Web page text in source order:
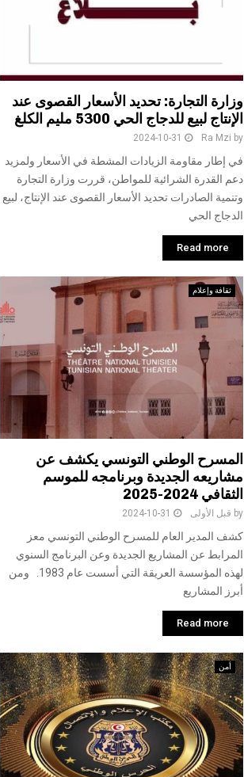
وزارة التجارة: تحديد الأسعار القصوى عند
الإنتاج لبيع للدجاج الحي 5300 مليم الكلغ
by
Ra Mzi
2024-10-31
في إطار مقاومة الزيادات المشطة في الأسعار ولمزيد
دعم القدرة الشرائية للمواطن، قررت وزارة التجارة
وتنمية الصادرات تحديد الأسعار القصوى عند الإنتاج، لبيع
الدجاج الحي
Read more
ثقافة وإعلام
المسرح الوطني التونسي يكشف عن
مشاريعه الجديدة وبرنامجه للموسم
الثقافي 2024-2025
by قبل الأولى 2024-10-31
كشف المدير العام للمسرح الوطني التونسي معز
المرابط عن المشاريع الجديدة وعن البرنامج السنوي
لهذه المؤسسة العريقة التي أسست عام 1983. ومن
أبرز المشاريع
Read more
أمن